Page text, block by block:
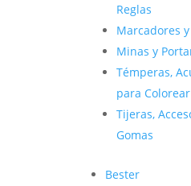
Reglas
Marcadores
Minas y
Témperas,
para Colorear
Tijeras,
Gomas
Bester